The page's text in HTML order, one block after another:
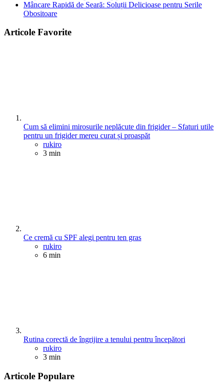
Mâncare Rapidă de Seară: Soluții Delicioase pentru Serile
Obositoare
Articole Favorite
Cum să elimini mirosurile neplăcute din frigider – Sfaturi utile
pentru un frigider mereu curat și proaspăt
Posted
rukiro
3 min
Ce cremă cu SPF alegi pentru ten gras
Posted
rukiro
6 min
Rutina corectă de îngrijire a tenului pentru începători
Posted
rukiro
3 min
Articole Populare